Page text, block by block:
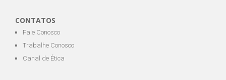
CONTATOS
Fale Conosco
Trabalhe Conosco
Canal de Ética